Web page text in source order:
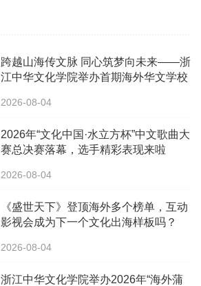
跨越山海传文脉 同心筑梦向未来——浙
江中华文化学院举办首期海外华文学校
2026-08-04
2026年“文化中国·水立方杯”中文歌曲大
赛总决赛落幕，选手精彩表现来啦
2026-08-04
《盛世天下》登顶海外多个榜单，互动
影视会成为下一个文化出海样板吗？
2026-08-04
浙江中华文化学院举办2026年“海外蒲